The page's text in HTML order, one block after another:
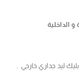
ليد جداري خارجي .